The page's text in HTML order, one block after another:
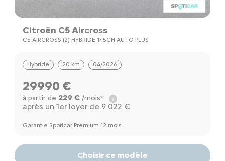
Citroën C5 Aircross
C5 AIRCROSS (2) HYBRIDE 145CH AUTO PLUS
Hybride 20 km 04/2026
29990 €
à partir de 229 €/mois*
après un 1er loyer de 9 022 €
Garantie Spoticar Premium 12 mois
Choisir ce modèle